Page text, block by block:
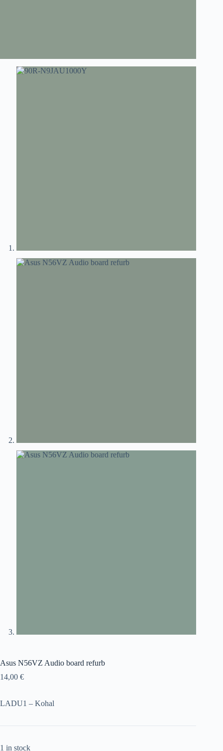
Asus N56VZ Audio board refurb
14,00 €
LADU1 – Kohal
1 in stock